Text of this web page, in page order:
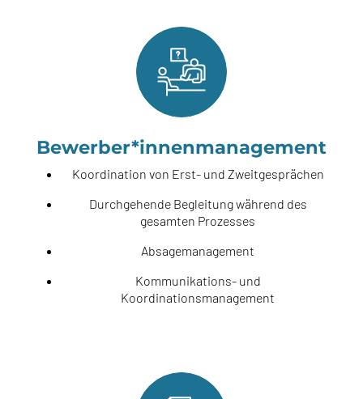
Bewerber*innenmanagement
Koordination von Erst- und Zweitgesprächen
Durchgehende Begleitung während des
gesamten Prozesses
Absagemanagement
Kommunikations- und
Koordinationsmanagement